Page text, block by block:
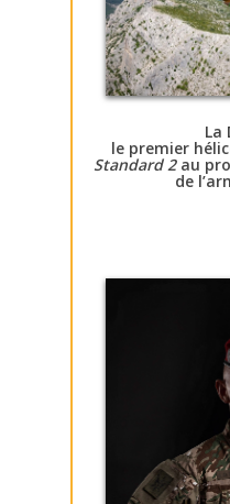
La
le premier
Standard 2au
de